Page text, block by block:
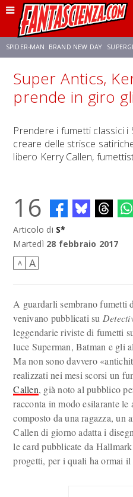
SPIDER-MAN: BRAND NEW DAY
FRANCO RICCIARDIELLO ZENDAYA
Super Antics,
prende in giro
Prendere i fumetti classici
creare delle strisce
libero Kerry Callen,
16
Articolo di S*
Martedì 28 febbraio 2017
A A
A guardarli sembrano fumetti
venivano pubblicati su
leggendarie riviste di fumetti
luce Superman, Batman e gli
Ma non sono davvero
realizzati nei mesi scorsi un
Callen, già noto al pubblico
racconta in modo esilarante le
composto da una ragazza, un
Callen di giorno adatta i
le card pubblicate da
progetti, per i quali ha ormai